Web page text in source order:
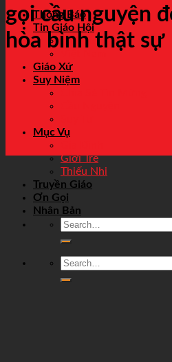
Thông Báo
Tin Giáo Hội
Thế Giới
Giáo Xứ
Suy Niệm
Mục Vụ
Giới Trẻ
Thiếu Nhi
Truyền Giáo
Ơn Gọi
Nhân Bản
gọi cầu nguyện
hòa bình thật sự